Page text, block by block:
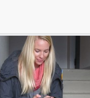
Ota yhteyttä